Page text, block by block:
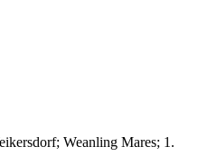
Weanling Mares; 1.